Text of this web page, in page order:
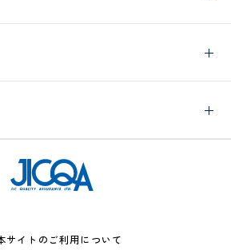
サイトのご利用について